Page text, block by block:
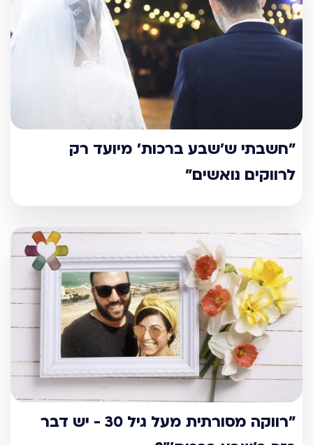
"חשבתי ש’שבע ברכות’ מיועד רק
לרווקים נואשים"
"רווקה מסורתית מעל גיל 30 - יש דבר